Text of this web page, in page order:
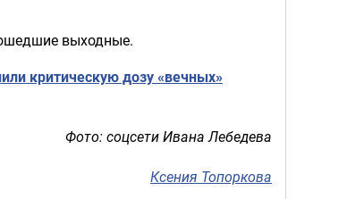
выходные.
критическую дозу «вечных»
Фото: соцсети Ивана Лебедева
Ксения Топоркова